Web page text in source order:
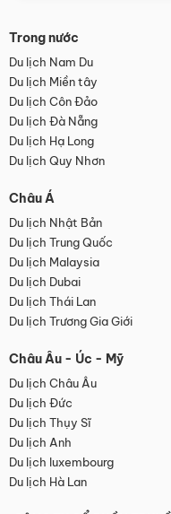
Trong nước
Du lịch Nam Du
Du lịch Miền tây
Du lịch Côn Đảo
Du lịch Đà Nẵng
Du lịch Hạ Long
Du lịch Quy Nhơn
Châu Á
Du lịch Nhật Bản
Du lịch Trung Quốc
Du lịch Malaysia
Du lịch Dubai
Du lịch Thái Lan
Du lịch Trương Gia Giới
Châu Âu - Úc - Mỹ
Du lịch Châu Âu
Du lịch Đức
Du lịch Thụy Sĩ
Du lịch Anh
Du lịch luxembourg
Du lịch Hà Lan